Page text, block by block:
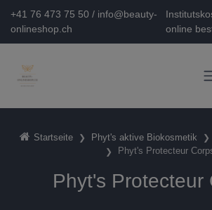
+41 76 473 75 50 / info@beauty-
onlineshop.ch
online
Startseite Phyt's aktive Biokosmetik
Phyt's Protecteur
Phyt's Protecteur